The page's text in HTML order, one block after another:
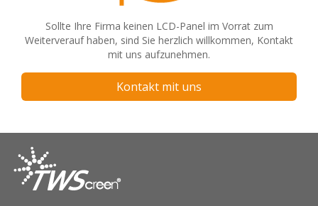
Sollte Ihre Firma keinen LCD-Panel im Vorrat zum
Weiterverauf haben, sind Sie herzlich willkommen, Kontakt
mit uns aufzunehmen.
Kontakt mit uns